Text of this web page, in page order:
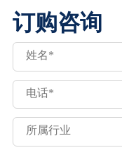
订购咨询